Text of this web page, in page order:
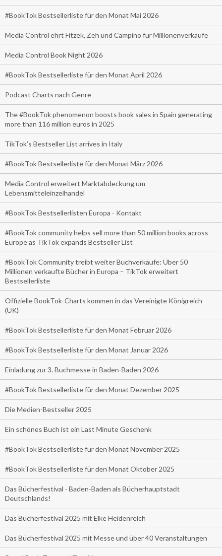
#BookTok Bestsellerliste für den Monat Mai 2026
Media Control ehrt Fitzek, Zeh und Campino für Millionenverkäufe
Media Control Book Night 2026
#BookTok Bestsellerliste für den Monat April 2026
Podcast Charts nach Genre
The #BookTok phenomenon boosts book sales in Spain generating
more than 116 million euros in 2025
TikTok’s Bestseller List arrives in Italy
#BookTok Bestsellerliste für den Monat März 2026
Media Control erweitert Marktabdeckung um
Lebensmitteleinzelhandel
#BookTok Bestsellerlisten Europa - Kontakt
#BookTok community helps sell more than 50 million books across
Europe as TikTok expands Bestseller List
#BookTok Community treibt weiter Buchverkäufe: Über 50
Millionen verkaufte Bücher in Europa – TikTok erweitert
Bestsellerliste
Offizielle BookTok-Charts kommen in das Vereinigte Königreich
(UK)
#BookTok Bestsellerliste für den Monat Februar 2026
#BookTok Bestsellerliste für den Monat Januar 2026
Einladung zur 3. Buchmesse in Baden-Baden 2026
#BookTok Bestsellerliste für den Monat Dezember 2025
Die Medien-Bestseller 2025
Ein schönes Buch ist ein Last Minute Geschenk
#BookTok Bestsellerliste für den Monat November 2025
#BookTok Bestsellerliste für den Monat Oktober 2025
Das Bücherfestival - Baden-Baden als Bücherhauptstadt
Deutschlands!
Das Bücherfestival 2025 mit Elke Heidenreich
Das Bücherfestival 2025 mit Messe und über 40 Veranstaltungen